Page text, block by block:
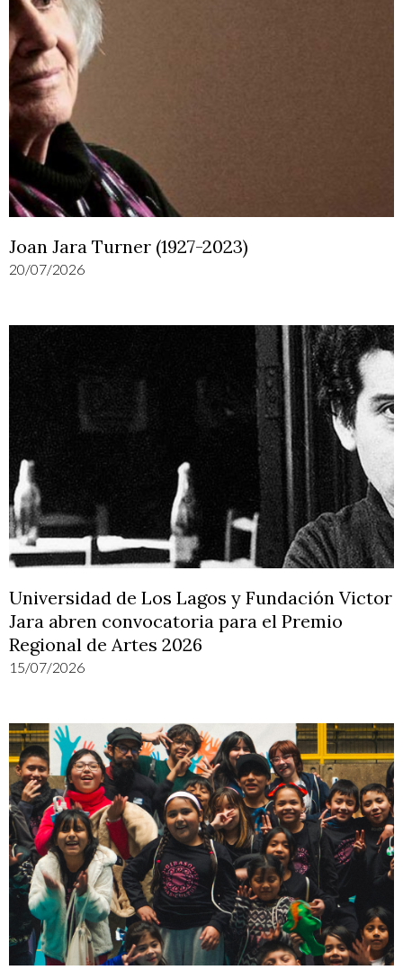
Joan Jara Turner (1927-2023)
20/07/2026
Universidad de Los Lagos y Fundación Victor
Jara abren convocatoria para el Premio
Regional de Artes 2026
15/07/2026